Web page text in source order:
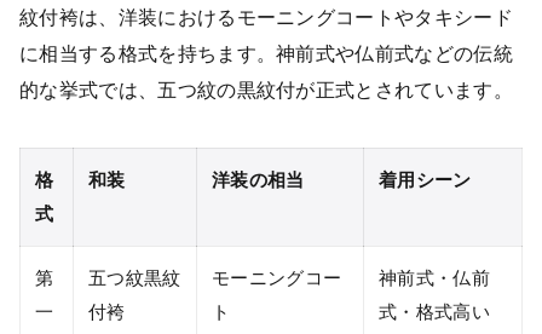
紋付袴は、洋装におけるモーニングコートやタキシード
に相当する格式を持ちます。神前式や仏前式などの伝統
的な挙式では、五つ紋の黒紋付が正式とされています。
格
式
和装 洋装の相当 着用シーン
第
一
五つ紋黒紋
付袴
モーニングコー
ト
神前式・仏前
式・格式高い